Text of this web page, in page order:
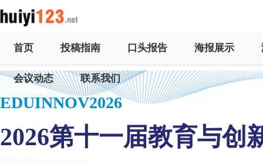
首页 投稿指南 口头报告 海报展示
会议动态 联系我们
EDUINNOV2026
2026第十一届教育与创